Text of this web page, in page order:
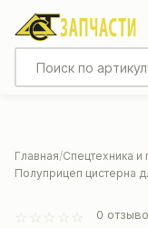
Главная Спецтехника и
Полуприцеп цистерна
0